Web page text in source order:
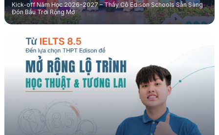
Kick-off Năm Học 2026-2027 – Thầy Cô Edison Schools Sẵn Sàng
Đón Bầu Trời Rộng Mở